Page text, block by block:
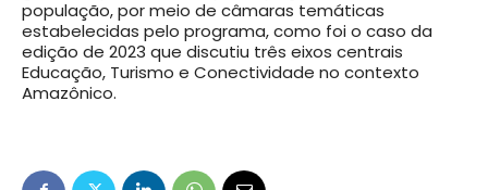
população, por meio de câmaras temáticas
estabelecidas pelo programa, como foi o caso da
edição de 2023 que discutiu três eixos centrais
Educação, Turismo e Conectividade no contexto
Amazônico.